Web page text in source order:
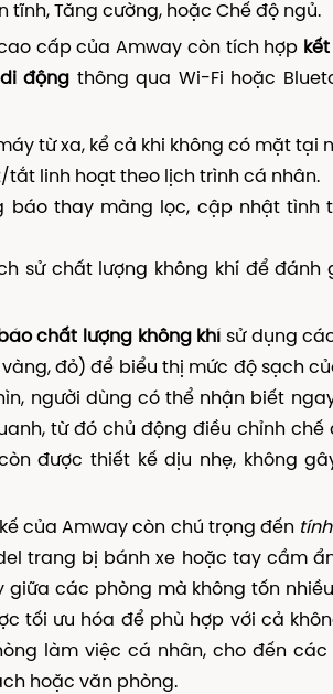
tĩnh, Tăng cường, hoặc Chế độ ngủ.
cấp của Amway còn tích hợp
động thông qua Wi-Fi hoặc
từ xa, kể cả khi không có mặt tại
tắt linh hoạt theo lịch trình cá nhân.
báo thay màng lọc, cập nhật tình
sử chất lượng không khí để đánh
chất lượng không khí sử dụng
đỏ) để biểu thị mức độ sạch
người dùng có thể nhận biết
từ đó chủ động điều chỉnh chế
được thiết kế dịu nhẹ, không
của Amway còn chú trọng đến
trang bị bánh xe hoặc tay cầm
giữa các phòng mà không tốn
tối ưu hóa để phù hợp với cả
làm việc cá nhân, cho đến các
hoặc văn phòng.